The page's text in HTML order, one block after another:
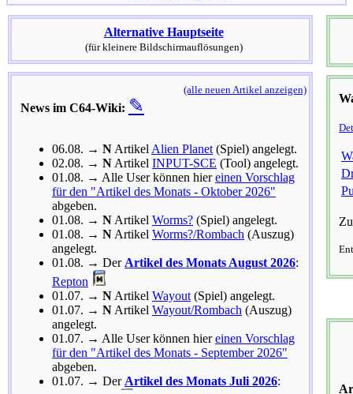
Alternative Hauptseite
(für kleinere Bildschirmauflösungen)
(alle neuen Artikel anzeigen)
News im C64-Wiki: ✎
06.08. → N Artikel Alien Planet (Spiel) angelegt.
02.08. → N Artikel INPUT-SCE (Tool) angelegt.
01.08. → Alle User können hiereinen Vorschlag
für den "Artikel des Monats - Oktober 2026"
abgeben.
01.08. → N Artikel Worms? (Spiel) angelegt.
01.08. → N Artikel Worms?/Rombach (Auszug)
angelegt.
01.08. → Der Artikel des Monats August 2026:
Repton
01.07. → N Artikel Wayout (Spiel) angelegt.
01.07. → N Artikel Wayout/Rombach (Auszug)
angelegt.
01.07. → Alle User können hiereinen Vorschlag
für den "Artikel des Monats - September 2026"
abgeben.
01.07. → Der Artikel des Monats Juli 2026: